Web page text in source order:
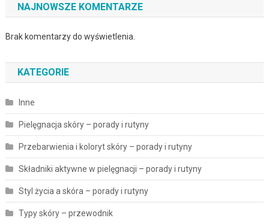
NAJNOWSZE KOMENTARZE
Brak komentarzy do wyświetlenia.
KATEGORIE
Inne
Pielęgnacja skóry – porady i rutyny
Przebarwienia i koloryt skóry – porady i rutyny
Składniki aktywne w pielęgnacji – porady i rutyny
Styl życia a skóra – porady i rutyny
Typy skóry – przewodnik